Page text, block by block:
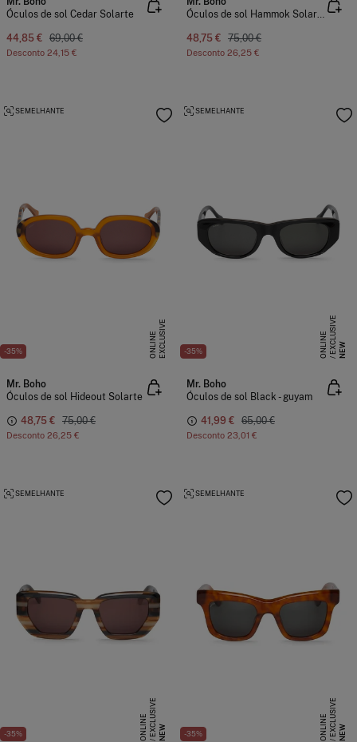
Óculos de sol Cedar Solarte
44,85 € 69,00 €
Desconto 24,15 €
Óculos de sol Hammok Solarte
48,75 € 75,00 €
Desconto 26,25 €
-35% E
X
C
L
U
SI
V
E
O
N
L
I
N
E
SEMELHANTE
Mr. Boho
Óculos de sol Hideout Solarte
48,75 € 75,00 €
Desconto 26,25 €
-35% NEW
E
X
C
L
US
I
V
E
O
N
L
I
N
E
SEMELHANTE
Mr. Boho
Óculos de sol Black - guyam
41,99 € 65,00 €
Desconto 23,01 €
-35% NEW
E
X
C
L
US
I
V
E
O
N
L
I
N
E
SEMELHANTE
-35% NEW
E
X
C
L
US
I
V
E
O
N
L
I
N
E
SEMELHANTE